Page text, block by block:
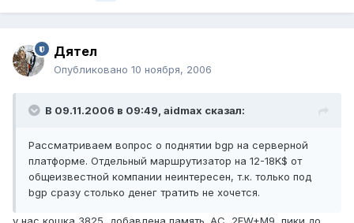
Дятел
Опубликовано 10 ноября, 2006
В 09.11.2006 в 09:49, aidmax сказал:
Рассматриваем вопрос о поднятии bgp на серверной
платформе. Отдельный маршрутизатор на 12-18K$ от
общеизвестной компании неинтересен, т.к. только под
bgp сразу столько денег тратить не хочется.